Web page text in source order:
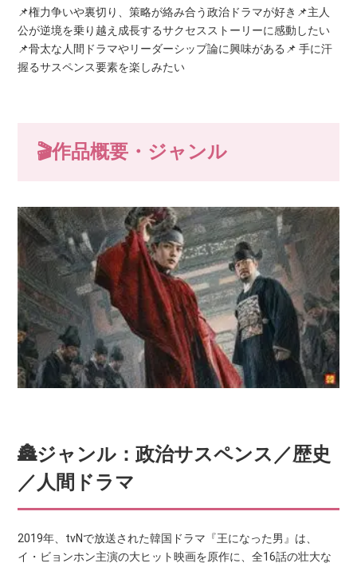
📌権力争いや裏切り、策略が絡み合う政治ドラマが好き📌主人
公が逆境を乗り越え成長するサクセスストーリーに感動したい
📌骨太な人間ドラマやリーダーシップ論に興味がある📌 手に汗
握るサスペンス要素を楽しみたい
🎬作品概要・ジャンル
🏯ジャンル：政治サスペンス／歴史
／人間ドラマ
2019年、tvNで放送された韓国ドラマ『王になった男』は、
イ・ビョンホン主演の大ヒット映画を原作に、全16話の壮大な